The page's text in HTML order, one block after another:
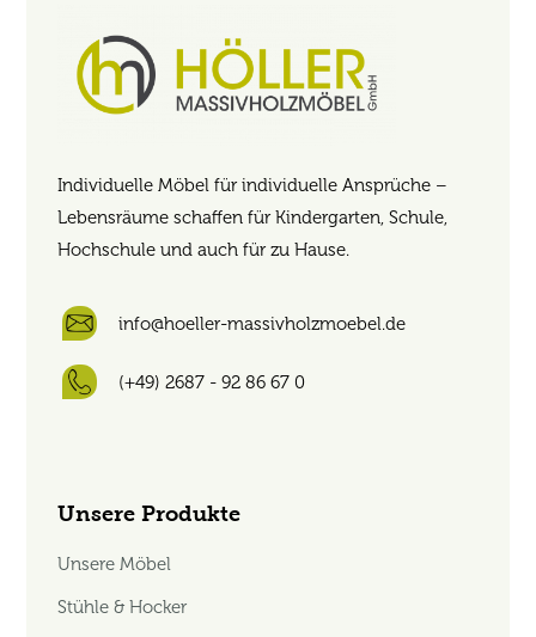
Individuelle Möbel für individuelle Ansprüche –
Lebensräume schaffen für Kindergarten, Schule,
Hochschule und auch für zu Hause.
info@hoeller-massivholzmoebel.de
(+49) 2687 - 92 86 67 0
Unsere Produkte
Unsere Möbel
Stühle & Hocker